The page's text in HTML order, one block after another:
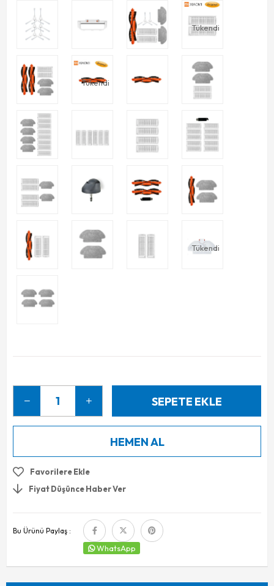
Tükendi
Tükendi
Tükendi
Favorilere Ekle
Fiyat Düşünce Haber Ver
Bu Ürünü Paylaş :
WhatsApp